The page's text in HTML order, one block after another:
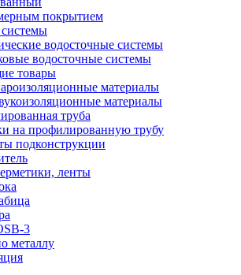
покрытием
водосточные системы
водосточные системы
товары
материалы
материалы
труба
на профилированную трубу
подконструкции
ленты
3
металлу